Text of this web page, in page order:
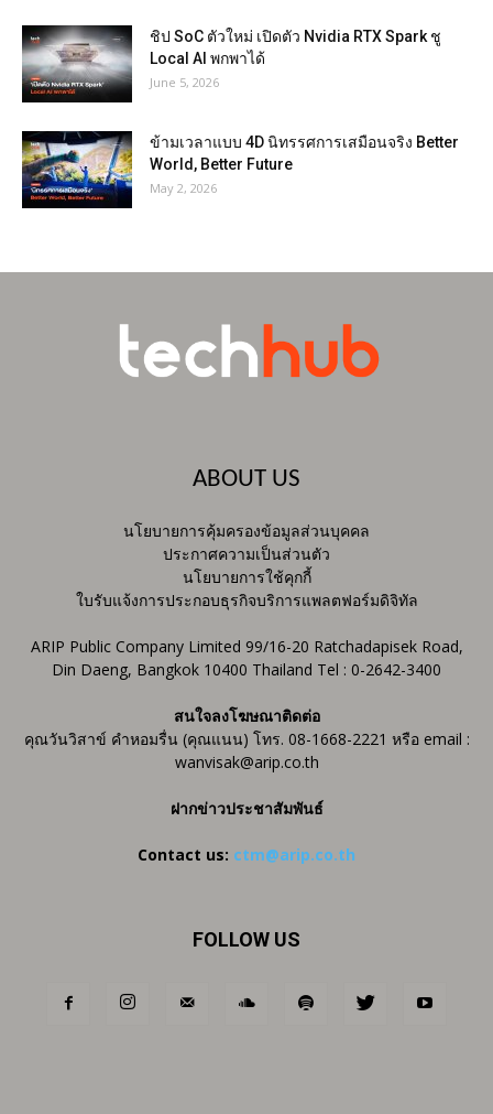
ชิป SoC ตัวใหม่ เปิดตัว Nvidia RTX Spark ชู
Local AI พกพาได้
June 5, 2026
ข้ามเวลาแบบ 4D นิทรรศการเสมือนจริง Better
World, Better Future
May 2, 2026
ABOUT US
นโยบายการคุ้มครองข้อมูลส่วนบุคคล
ประกาศความเป็นส่วนตัว
นโยบายการใช้คุกกี้
ใบรับแจ้งการประกอบธุรกิจบริการแพลตฟอร์มดิจิทัล
ARIP Public Company Limited 99/16-20 Ratchadapisek Road,
Din Daeng, Bangkok 10400 Thailand Tel : 0-2642-3400
สนใจลงโฆษณาติดต่อ
คุณวันวิสาข์ คำหอมรื่น (คุณแนน) โทร. 08-1668-2221 หรือ email :
wanvisak@arip.co.th
ฝากข่าวประชาสัมพันธ์
Contact us: ctm@arip.co.th
FOLLOW US